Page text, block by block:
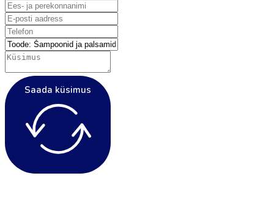
Saada küsimus